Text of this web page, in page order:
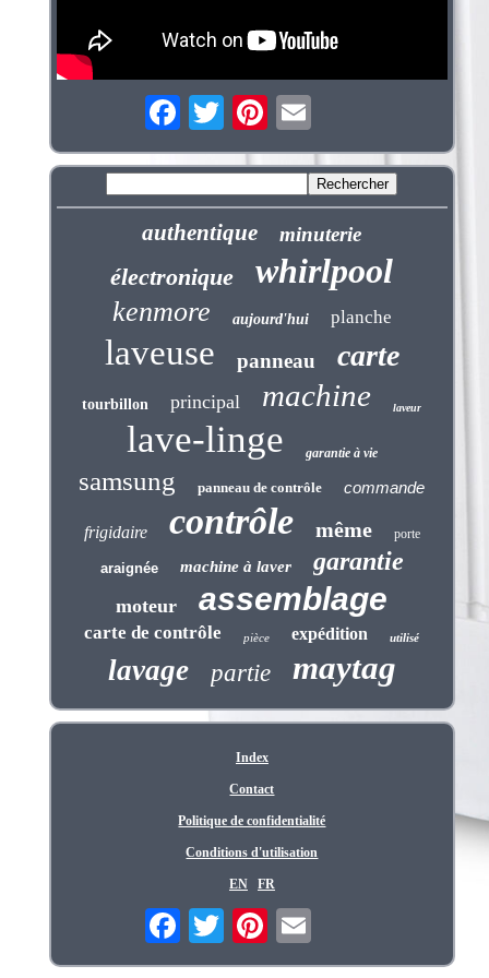
authentique minuterie
électronique whirlpool
kenmore aujourd'hui planche
laveuse panneau carte
tourbillon principal machine laveur
lave-linge garantie à vie
samsung panneau de contrôle commande
frigidaire contrôle même porte
araignée machine à laver garantie
moteur assemblage
carte de contrôle pièce expédition utilisé
lavage partie maytag
Index
Contact
Politique de confidentialité
Conditions d'utilisation
EN FR